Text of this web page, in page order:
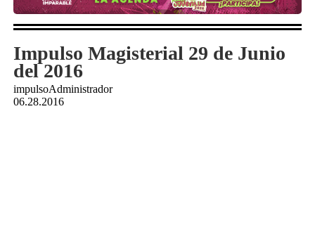
Impulso Magisterial 29 de Junio
del 2016
impulsoAdministrador
06.28.2016